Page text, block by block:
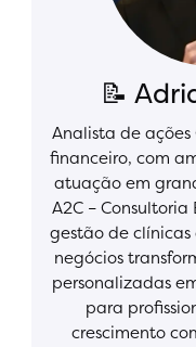
📝
Analista de ações
financeiro, com
atuação em
A2C –
gestão de clínicas
negócios
personalizadas
para
crescimento